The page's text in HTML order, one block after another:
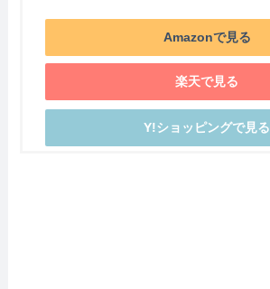
Amazonで見る
楽天で見る
Y!ショッピングで見る